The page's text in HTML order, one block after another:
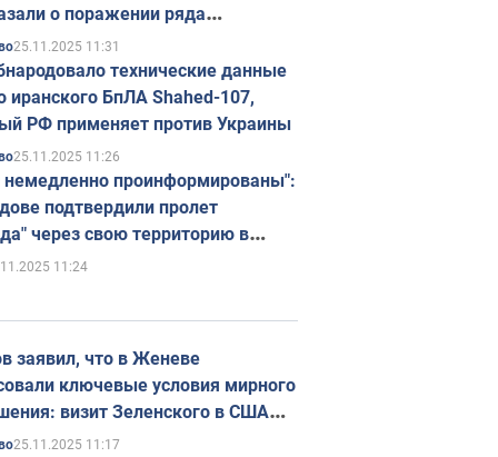
о поражении ряда
объектов России
25.11.2025 11:31
технические данные
иранского БпЛА Shahed-107,
РФ применяет против Украины
25.11.2025 11:26
проинформированы":
подтвердили пролет
через свою территорию в
11:24
заявил, что в Женеве
ключевые условия мирного
визит Зеленского в США
в ноябре
25.11.2025 11:17